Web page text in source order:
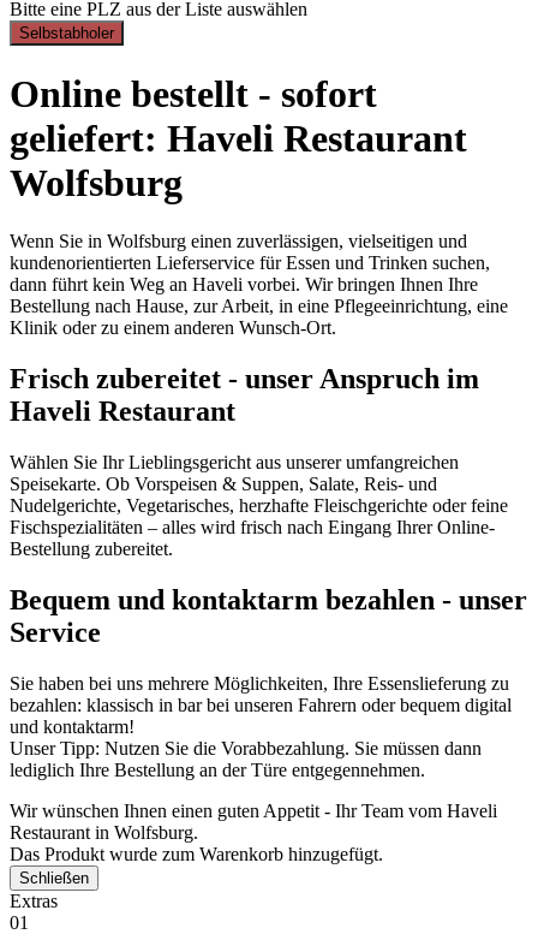
Bitte eine PLZ aus der Liste auswählen
Selbstabholer
Online bestellt - sofort
geliefert: Haveli Restaurant
Wolfsburg
Wenn Sie in Wolfsburg einen zuverlässigen, vielseitigen und
kundenorientierten Lieferservice für Essen und Trinken suchen,
dann führt kein Weg an Haveli vorbei. Wir bringen Ihnen Ihre
Bestellung nach Hause, zur Arbeit, in eine Pflegeeinrichtung, eine
Klinik oder zu einem anderen Wunsch-Ort.
Frisch zubereitet - unser Anspruch im
Haveli Restaurant
Wählen Sie Ihr Lieblingsgericht aus unserer umfangreichen
Speisekarte. Ob Vorspeisen & Suppen, Salate, Reis- und
Nudelgerichte, Vegetarisches, herzhafte Fleischgerichte oder feine
Fischspezialitäten – alles wird frisch nach Eingang Ihrer Online-
Bestellung zubereitet.
Bequem und kontaktarm bezahlen - unser
Service
Sie haben bei uns mehrere Möglichkeiten, Ihre Essenslieferung zu
bezahlen: klassisch in bar bei unseren Fahrern oder bequem digital
und kontaktarm!
Unser Tipp: Nutzen Sie die Vorabbezahlung. Sie müssen dann
lediglich Ihre Bestellung an der Türe entgegennehmen.
Wir wünschen Ihnen einen guten Appetit - Ihr Team vom Haveli
Restaurant in Wolfsburg.
Das Produkt wurde zum Warenkorb hinzugefügt.
Schließen
Extras
01